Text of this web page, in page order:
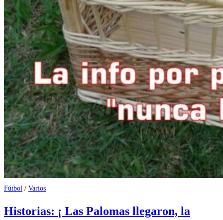
Fútbol / Varios
Historias: ¡ Las Palomas llegaron, la